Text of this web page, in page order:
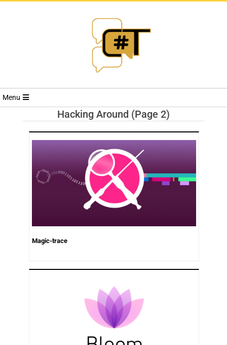
RIVISTA
TRENDS
Menu
Hacking Around (Page 2)
Magic-trace